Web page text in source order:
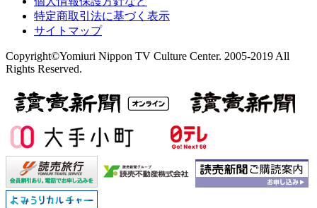
特定商取引法に基づく表示
サイトマップ
Copyright©Yomiuri Nippon TV Culture Center. 2005-2019 All
Rights Reserved.